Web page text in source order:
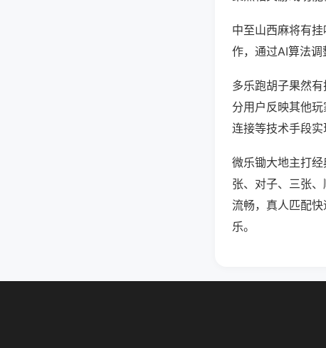
中至山西麻将有
作，通过AI算法调
多乐跑胡子果然有
分用户反映其他
连接等技术手段实
微乐锄大地主打
张、对子、三张
流畅，真人匹配
乐。